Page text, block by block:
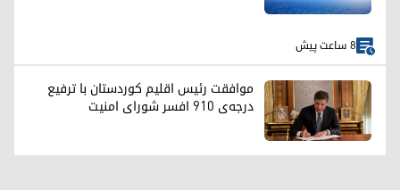
8 ساعت پیش
موافقت رئیس اقلیم کوردستان با ترفیع
درجه‌ی ۹۱۰ افسر شورای امنیت